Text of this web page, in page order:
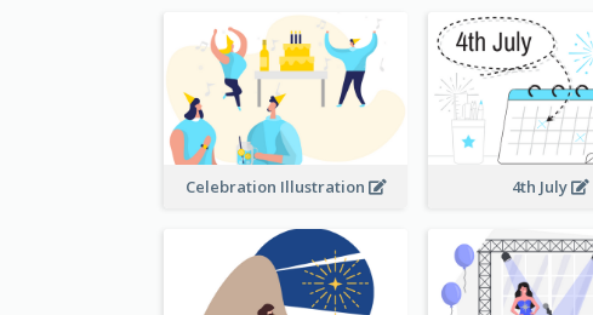
Celebration Illustration 4th July